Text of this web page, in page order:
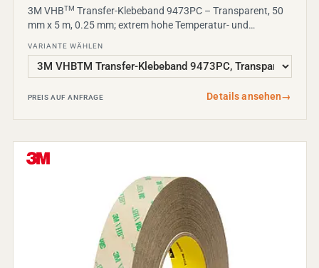
3M VHBTM Transfer-Klebeband 9473PC – Transparent, 50
mm x 5 m, 0.25 mm; extrem hohe Temperatur- und…
VARIANTE WÄHLEN
PREIS AUF ANFRAGE Details ansehen→